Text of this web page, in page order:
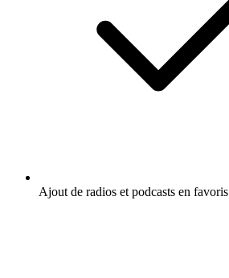
Ajout de radios et podcasts en favoris